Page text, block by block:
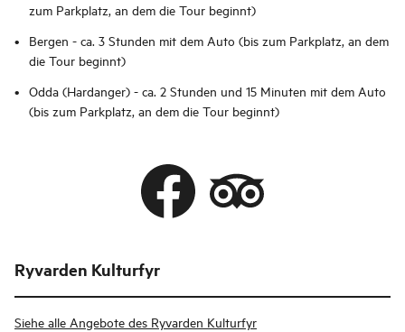
zum Parkplatz, an dem die Tour beginnt)
Bergen - ca. 3 Stunden mit dem Auto (bis zum Parkplatz, an dem
die Tour beginnt)
Odda (Hardanger) - ca. 2 Stunden und 15 Minuten mit dem Auto
(bis zum Parkplatz, an dem die Tour beginnt)
Ryvarden Kulturfyr
Siehe alle Angebote des Ryvarden Kulturfyr